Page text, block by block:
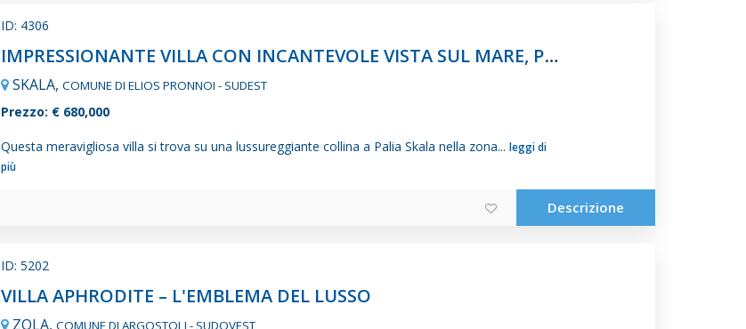
ID: 4306
I
MPRESSIONANTE VILLA CON INCANTEVOLE VISTA SUL MARE, PALIA...
SKALA, COMUNE DI ELIOS PRONNOI - SUDEST
Prezzo: € 680,000
Questa meravigliosa villa si trova su una lussureggiante collina a Palia Skala nella zona... leggi di
più
Descrizione
ID: 5202
VILLA APHRODITE – L'EMBLEMA DEL LUSSO
ZOLA, COMUNE DI ARGOSTOLI - SUDOVEST